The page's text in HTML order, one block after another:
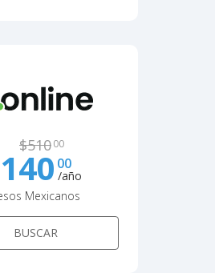
$51000
140 00
/año
Mexicanos
BUSCAR